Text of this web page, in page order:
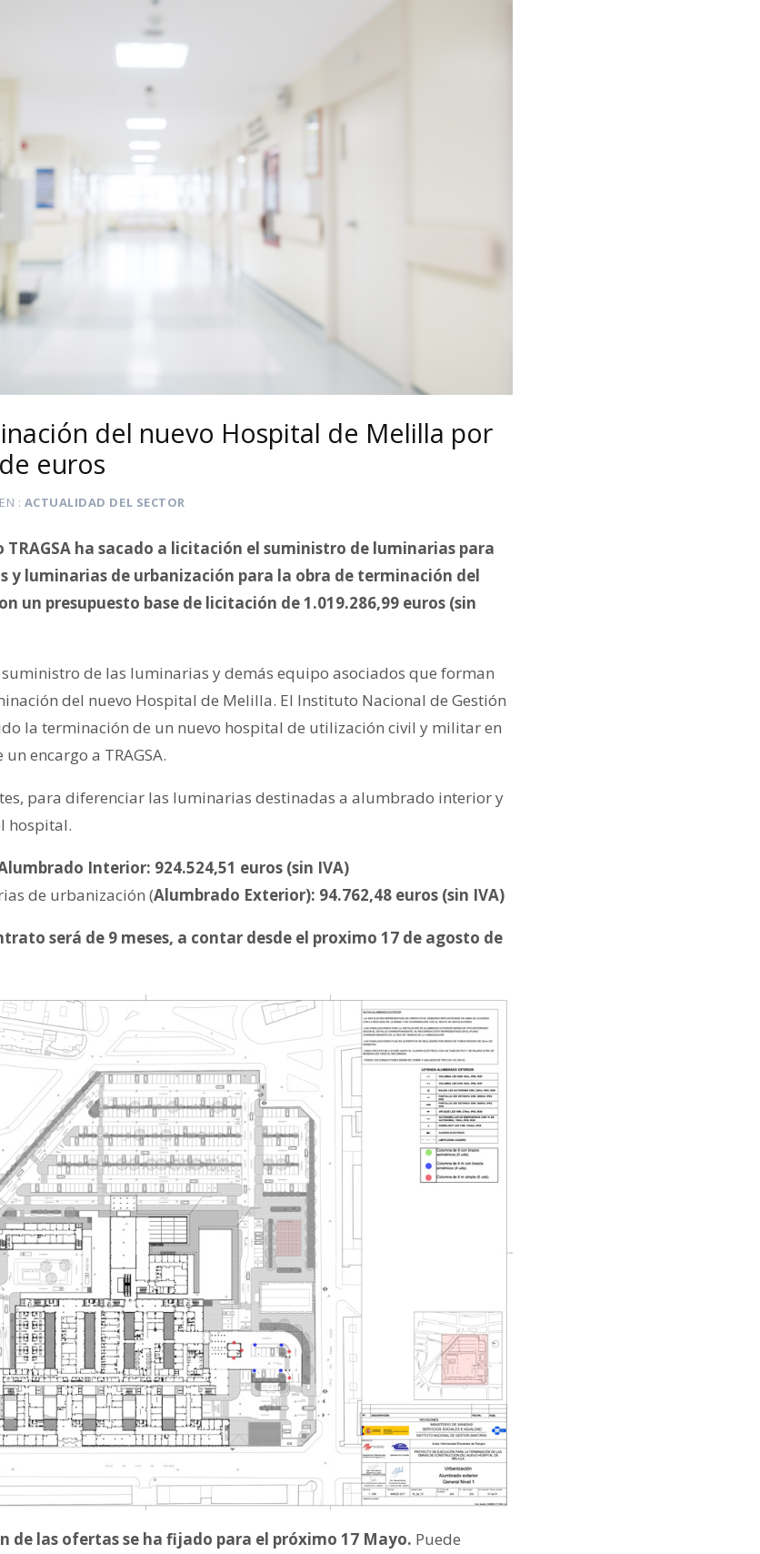
del nuevo Hospital de Melilla por
euros
EN ACTUALIDAD DEL SECTOR
TRAGSA ha sacado a licitación el suministro de luminarias para
y luminarias de urbanización para la obra de terminación del
un presupuesto base de licitación de 1.019.286,99 euros (sin
de las luminarias y demás equipo asociados que forman
del nuevo Hospital de Melilla. El Instituto Nacional de Gestión
la terminación de un nuevo hospital de utilización civil y militar en
encargo a TRAGSA.
para diferenciar las luminarias destinadas a alumbrado interior y
hospital.
Interior: 924.524,51 euros (sin IVA)
de urbanización (Alumbrado Exterior): 94.762,48 euros (sin IVA)
será de 9 meses, a contar desde el proximo 17 de agosto de
de las ofertas se ha fijado para el próximo 17 Mayo. Puede